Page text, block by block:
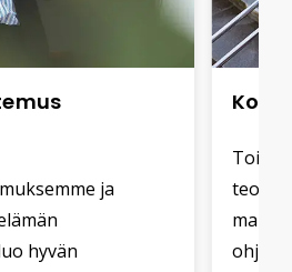
ja
hyvän